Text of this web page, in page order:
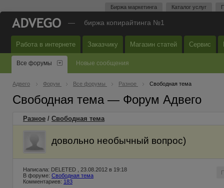
Биржа маркетинга Каталог услуг
— биржа копирайтинга №1
Работа в интернете Заказчику Магазин статей Сервис
Все форумы Новые сообщения
Адвего Форум Все форумы Разное Свободная тема
Свободная тема — Форум Адвего
Разное / Свободная тема
довольно необычный вопрос)
Написала: DELETED , 23.08.2012 в 19:18
В форуме: Свободная тема
Комментариев: 183